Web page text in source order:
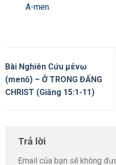
A-men.
Bài Nghiên Cứu μένω
(menō) – Ở TRONG ĐẤNG
CHRIST (Giăng 15:1-11)
Trả lời
Email của bạn sẽ không